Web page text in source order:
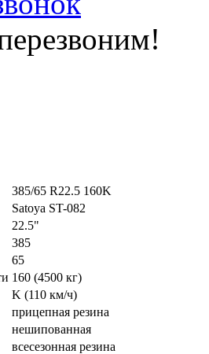
385/65 R22.5 160K
Satoya ST-082
22.5"
385
65
160 (4500 кг)
K (110 км/ч)
прицепная резина
нешипованная
всесезонная резина